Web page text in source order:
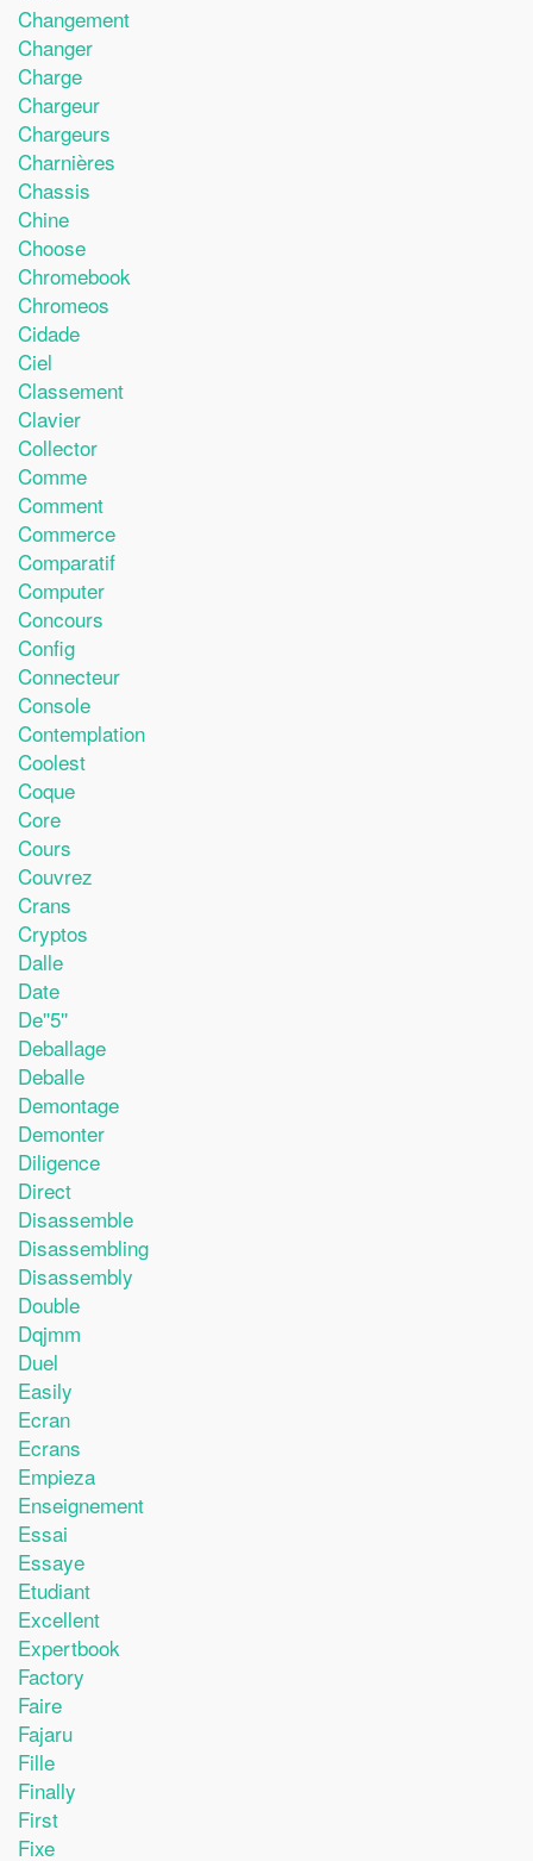
Changement
Changer
Charge
Chargeur
Chargeurs
Charnières
Chassis
Chine
Choose
Chromebook
Chromeos
Cidade
Ciel
Classement
Clavier
Collector
Comme
Comment
Commerce
Comparatif
Computer
Concours
Config
Connecteur
Console
Contemplation
Coolest
Coque
Core
Cours
Couvrez
Crans
Cryptos
Dalle
Date
De''5''
Deballage
Deballe
Demontage
Demonter
Diligence
Direct
Disassemble
Disassembling
Disassembly
Double
Dqjmm
Duel
Easily
Ecran
Ecrans
Empieza
Enseignement
Essai
Essaye
Etudiant
Excellent
Expertbook
Factory
Faire
Fajaru
Fille
Finally
First
Fixe